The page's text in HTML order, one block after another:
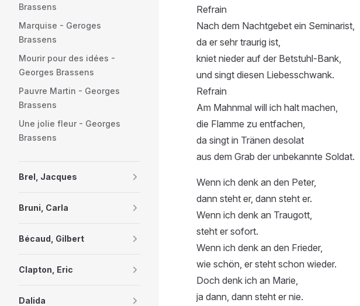
Brassens
Marquise - Geroges
Brassens
Mourir pour des idées -
Georges Brassens
Pauvre Martin - Georges
Brassens
Une jolie fleur - Georges
Brassens
Brel, Jacques
Bruni, Carla
Bécaud, Gilbert
Clapton, Eric
Dalida
Refrain
Nach dem Nachtgebet ein Seminarist,
da er sehr traurig ist,
kniet nieder auf der Betstuhl-Bank,
und singt diesen Liebesschwank.
Refrain
Am Mahnmal will ich halt machen,
die Flamme zu entfachen,
da singt in Tränen desolat
aus dem Grab der unbekannte Soldat.
Wenn ich denk an den Peter,
dann steht er, dann steht er.
Wenn ich denk an Traugott,
steht er sofort.
Wenn ich denk an den Frieder,
wie schön, er steht schon wieder.
Doch denk ich an Marie,
ja dann, dann steht er nie.